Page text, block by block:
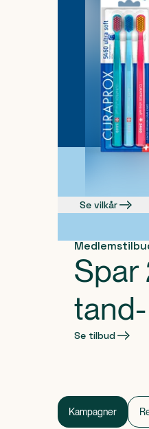
Se vilkår
Spar
Se tilbud
Kampagner
Kampagner 1 af 0